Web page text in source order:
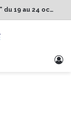
1er Édition de “La Semaine des Chefs” du 19 au 24 octobre 2026